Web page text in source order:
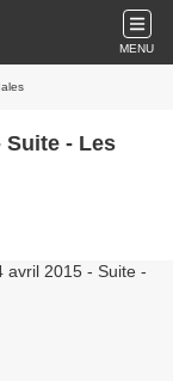
MENU
Suite - Les